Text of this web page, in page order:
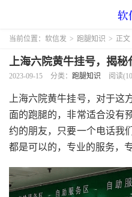
当前位置： 软信发 > 跑腿知识 > 正文
上海六院黄牛挂号，揭秘
2023-09-15 分类： 跑腿知识 阅读
上海六院黄牛挂号，对于这
面的跑腿的，非常适合没有
约的朋友，只要一个电话我
都是可以的，专业的服务，